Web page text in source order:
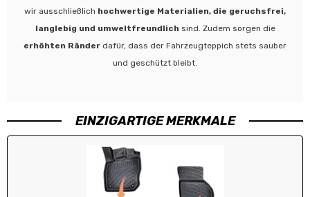
wir ausschließlich hochwertige Materialien, die geruchsfrei,
langlebig und umweltfreundlich sind. Zudem sorgen die
erhöhten Ränder dafür, dass der Fahrzeugteppich stets sauber
und geschützt bleibt.
EINZIGARTIGE MERKMALE